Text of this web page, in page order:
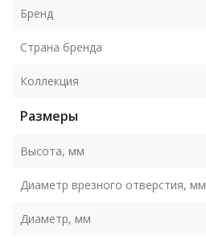
Бренд
Страна бренда
Коллекция
Размеры
Высота, мм
Диаметр врезного отверстия, мм
Диаметр, мм